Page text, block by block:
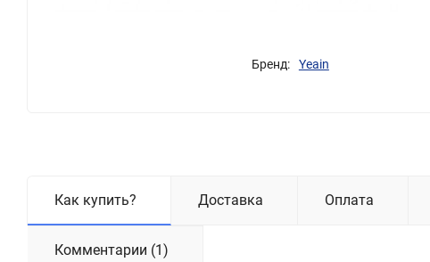
Бренд: Yeain
Как купить? Доставка Оплата
Комментарии (1)